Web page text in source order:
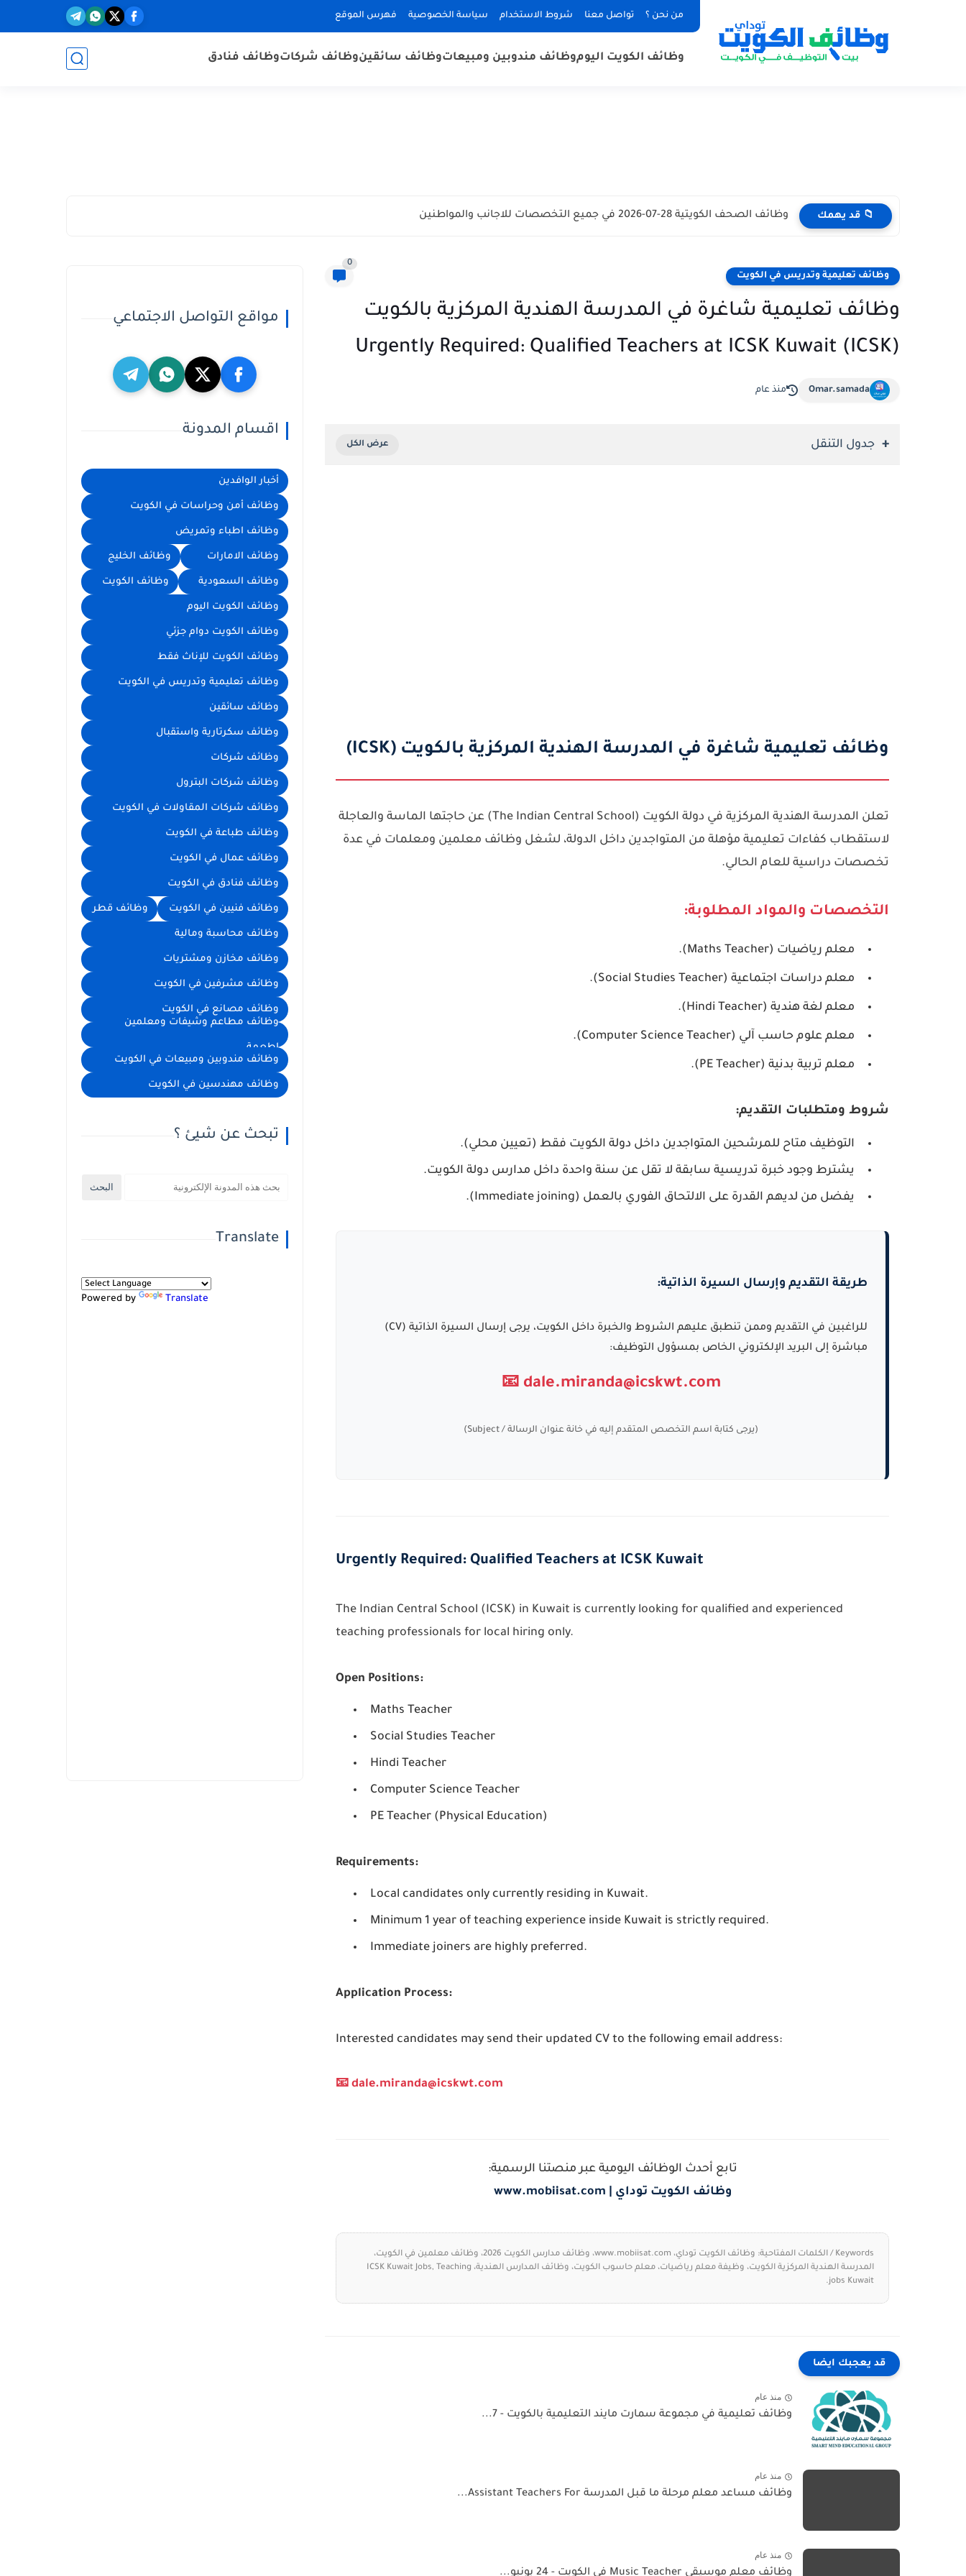
من نحن ؟ تواصل معنا شروط الاستخدام سياسة الخصوصية فهرس الموقع
وظائف الكويت اليوموظائف مندوبين ومبيعاتوظائف سائقينوظائف شركاتوظائف فنادق
📁 قد يهمك وظائف الصحف الكويتية 28-07-2026 في جميع التخصصات للاجانب والمواطنين
وظائف تعليمية وتدريس في الكويت
0
وظائف تعليمية شاغرة في المدرسة الهندية المركزية بالكويت
(ICSK) Urgently Required: Qualified Teachers at ICSK Kuwait
Omar.samada منذ عام
جدول التنقل
وظائف تعليمية شاغرة في المدرسة الهندية المركزية بالكويت (ICSK)
تعلن المدرسة الهندية المركزية في دولة الكويت (The Indian Central School)
عن حاجتها الماسة والعاجلة
لاستقطاب كفاءات تعليمية مؤهلة من المتواجدين داخل الدولة، لشغل وظائف معلمين ومعلمات في عدة
تخصصات دراسية للعام الحالي.
التخصصات والمواد المطلوبة:
معلم رياضيات (Maths Teacher).
معلم دراسات اجتماعية (Social Studies Teacher).
معلم لغة هندية (Hindi Teacher).
معلم علوم حاسب آلي (Computer Science Teacher).
معلم تربية بدنية (PE Teacher).
شروط ومتطلبات التقديم:
التوظيف متاح للمرشحين المتواجدين داخل دولة الكويت فقط (تعيين محلي).
يشترط وجود خبرة تدريسية سابقة لا تقل عن سنة واحدة داخل مدارس دولة الكويت.
يفضل من لديهم القدرة على الالتحاق الفوري بالعمل (Immediate joining).
طريقة التقديم وإرسال السيرة الذاتية:
للراغبين في التقديم وممن تنطبق عليهم الشروط والخبرة داخل الكويت، يرجى إرسال السيرة الذاتية (CV)
مباشرة إلى البريد الإلكتروني الخاص بمسؤول التوظيف:
📧 dale.miranda@icskwt.com
(يرجى كتابة اسم التخصص المتقدم إليه في خانة عنوان الرسالة / Subject)
Urgently Required: Qualified Teachers at ICSK Kuwait
The Indian Central School (ICSK) in Kuwait is currently looking for qualified and experienced
teaching professionals for local hiring only.
Open Positions:
Maths Teacher
Social Studies Teacher
Hindi Teacher
Computer Science Teacher
PE Teacher (Physical Education)
Requirements:
Local candidates only currently residing in Kuwait.
Minimum 1 year of teaching experience inside Kuwait is strictly required.
Immediate joiners are highly preferred.
Application Process:
Interested candidates may send their updated CV to the following email address:
📧 dale.miranda@icskwt.com
تابع أحدث الوظائف اليومية عبر منصتنا الرسمية:
وظائف الكويت توداي | www.mobiisat.com
Keywords / الكلمات المفتاحية:
وظائف الكويت توداي، www.mobiisat.com، وظائف مدارس الكويت 2026، وظائف معلمين في الكويت،
المدرسة الهندية المركزية الكويت، وظيفة معلم رياضيات، معلم حاسوب الكويت، وظائف المدارس الهندية، ICSK Kuwait Jobs, Teaching
jobs Kuwait.
قد يعجبك ايضا
منذ عام
وظائف تعليمية في مجموعة سمارت مايند التعليمية بالكويت - 7...
منذ عام
وظائف مساعد معلم مرحلة ما قبل المدرسة Assistant Teachers For...
منذ عام
وظائف معلم موسيقى Music Teacher في الكويت - 24 يونيو...
مواقع التواصل الاجتماعي
اقسام المدونة
أخبار الوافدين
وظائف أمن وحراسات في الكويت
وظائف اطباء وتمريض
وظائف الامارات وظائف الخليج
وظائف السعودية وظائف الكويت
وظائف الكويت اليوم
وظائف الكويت دوام جزئي
وظائف الكويت للإناث فقط
وظائف تعليمية وتدريس في الكويت
وظائف سائقين
وظائف سكرتارية واستقبال
وظائف شركات
وظائف شركات البترول
وظائف شركات المقاولات في الكويت
وظائف طباعة في الكويت
وظائف عمال في الكويت
وظائف فنادق في الكويت
وظائف فنيين في الكويت وظائف قطر
وظائف محاسبة ومالية
وظائف مخازن ومشتريات
وظائف مشرفين في الكويت
وظائف مصانع في الكويت
وظائف مطاعم وشيفات ومعلمين
اطعمة
وظائف مندوبين ومبيعات في الكويت
وظائف مهندسين في الكويت
تبحث عن شيئ ؟
Translate
Powered by Translate